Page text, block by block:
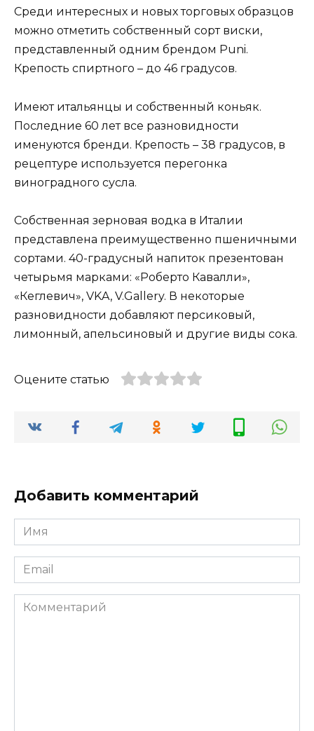
Среди интересных и новых торговых образцов
можно отметить собственный сорт виски,
представленный одним брендом Puni.
Крепость спиртного – до 46 градусов.
Имеют итальянцы и собственный коньяк.
Последние 60 лет все разновидности
именуются бренди. Крепость – 38 градусов, в
рецептуре используется перегонка
виноградного сусла.
Собственная зерновая водка в Италии
представлена преимущественно пшеничными
сортами. 40-градусный напиток презентован
четырьмя марками: «Роберто Кавалли»,
«Кеглевич», VKA, V.Gallery. В некоторые
разновидности добавляют персиковый,
лимонный, апельсиновый и другие виды сока.
Оцените статью
Добавить комментарий
Имя
*
Email
*
Комментарий